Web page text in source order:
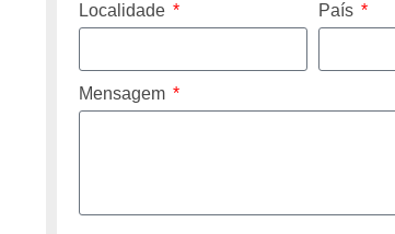
Localidade País
Mensagem